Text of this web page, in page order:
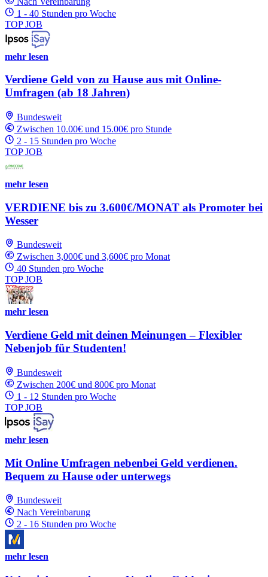
1 - 40 Stunden pro Woche
TOP JOB
mehr lesen
Verdiene Geld von zu Hause aus mit Online-
Umfragen (ab 18 Jahren)
Bundesweit
Zwischen 10.00€ und 15.00€ pro Stunde
2 - 15 Stunden pro Woche
TOP JOB
mehr lesen
VERDIENE bis zu 3.600€/MONAT als Promoter bei
Wesser
Bundesweit
Zwischen 3,000€ und 3,600€ pro Monat
40 Stunden pro Woche
TOP JOB
mehr lesen
Verdiene Geld mit deinen Meinungen – Flexibler
Nebenjob für Studenten!
Bundesweit
Zwischen 200€ und 800€ pro Monat
1 - 12 Stunden pro Woche
TOP JOB
mehr lesen
Mit Online Umfragen nebenbei Geld verdienen.
Bequem zu Hause oder unterwegs
Bundesweit
Nach Vereinbarung
2 - 16 Stunden pro Woche
mehr lesen